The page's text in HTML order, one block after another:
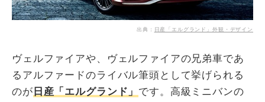
出典： 日産「エルグランド」外観・デザイン
ヴェルファイアや、ヴェルファイアの兄弟車であ
るアルファードのライバル筆頭として挙げられる
のが 日産「エルグランド」 です。高級ミニバンの